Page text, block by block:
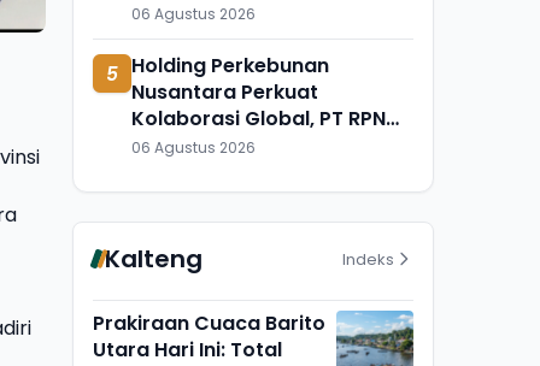
06 Agustus 2026
5 Holding Perkebunan
Nusantara Perkuat
Kolaborasi Global, PT RPN
Gelar IRRDB Socio-Economic
06 Agustus 2026
Kalteng Indeks
Prakiraan Cuaca Barito
Utara Hari Ini: Total